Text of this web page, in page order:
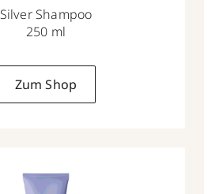
Silver Shampoo
250 ml
Zum Shop